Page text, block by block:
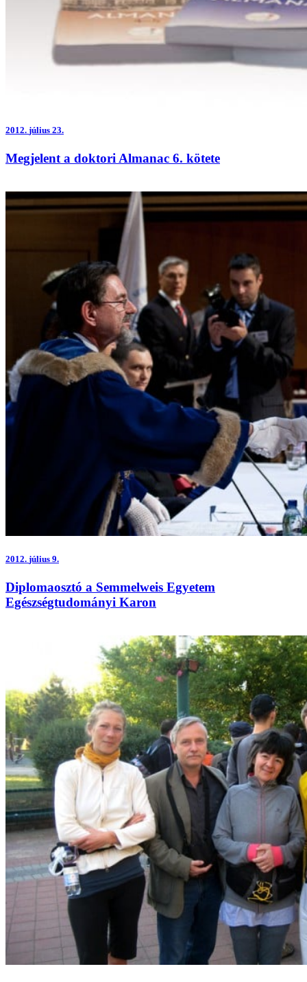
2012. július 23.
Megjelent a doktori Almanac 6. kötete
2012. július 9.
Diplomaosztó a Semmelweis Egyetem
Egészségtudományi Karon